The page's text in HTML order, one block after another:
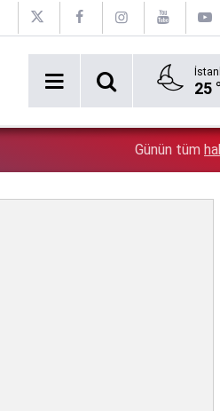
25
Özgür Özel'e şok! Yüzde 50
Günün tüm